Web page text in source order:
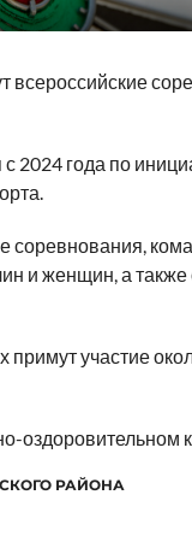
всероссийские
2024 года по
и женщин, а
примут участие
оздоровительном
РАЙОНА